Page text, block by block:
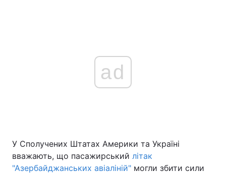
ad
У Сполучених Штатах Америки та Україні
вважають, що пасажирський літак
"Азербайджанських авіаліній" могли збити сили